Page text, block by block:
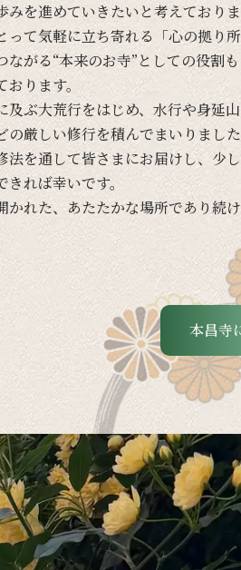
みを進めていきたいと考えておりま
って気軽に立ち寄れる 「心の拠り
ながる“本来のお寺”と しての役割も
おります。
及ぶ大荒行をはじめ、 水行や身延山
の厳しい修行を積んでまいりました
法を通して皆さまにお届けし、少
きれば幸いです。
かれた、 あたたかな場所であり続
本昌寺